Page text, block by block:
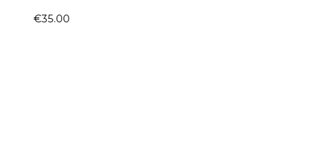
€35.00